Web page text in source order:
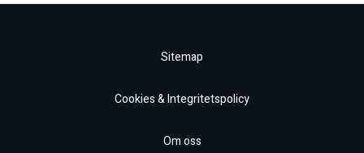
Sitemap
Cookies & Integritetspolicy
Om oss